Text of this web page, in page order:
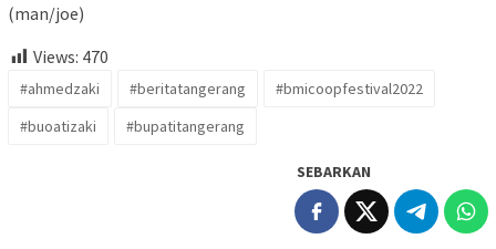
(man/joe)
Views: 470
#ahmedzaki #beritatangerang
#bmicoopfestival2022
#buoatizaki
#bupatitangerang
SEBARKAN